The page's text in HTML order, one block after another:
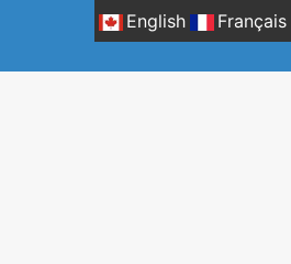
English Français